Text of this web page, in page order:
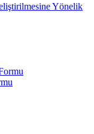
Yönelik